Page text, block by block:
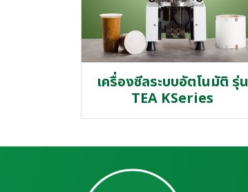
เครื่องซีลระบบอัตโนมัติ รุ่น
TEA KSeries